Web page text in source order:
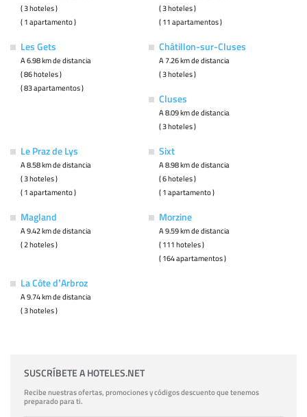
( 3 hoteles )
( 1 apartamento )
( 3 hoteles )
( 11 apartamentos )
Les Gets
A 6.98 km de distancia
( 86 hoteles )
( 83 apartamentos )
Châtillon-sur-Cluses
A 7.26 km de distancia
( 3 hoteles )
Cluses
A 8.09 km de distancia
( 3 hoteles )
Le Praz de Lys
A 8.58 km de distancia
( 3 hoteles )
( 1 apartamento )
Sixt
A 8.98 km de distancia
( 6 hoteles )
( 1 apartamento )
Magland
A 9.42 km de distancia
( 2 hoteles )
Morzine
A 9.59 km de distancia
( 111 hoteles )
( 164 apartamentos )
La Côte dʼArbroz
A 9.74 km de distancia
( 3 hoteles )
SUSCRÍBETE A HOTELES.NET
Recibe nuestras ofertas, promociones y códigos descuento que tenemos
preparado para ti.